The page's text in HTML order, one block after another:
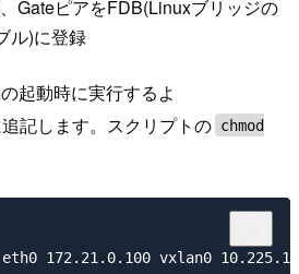
GateピアをFDB(Linuxブリッジの
ル)に登録
起動時に実行するよ
記します。スクリプトの chmod